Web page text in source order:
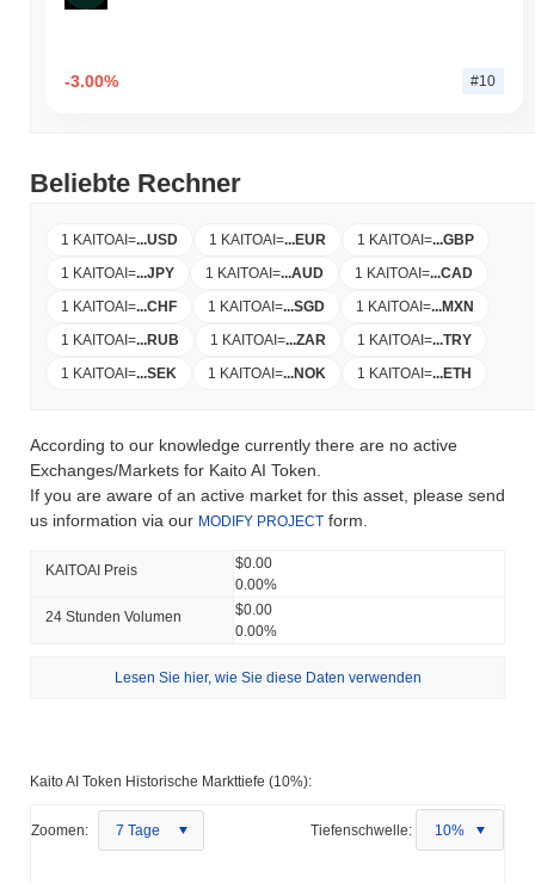
-3.00% #10
Beliebte Rechner
1 KAITOAI=...USD 1 KAITOAI=...EUR 1 KAITOAI=...GBP
1 KAITOAI=...JPY 1 KAITOAI=...AUD 1 KAITOAI=...CAD
1 KAITOAI=...CHF 1 KAITOAI=...SGD 1 KAITOAI=...MXN
1 KAITOAI=...RUB 1 KAITOAI=...ZAR 1 KAITOAI=...TRY
1 KAITOAI=...SEK 1 KAITOAI=...NOK 1 KAITOAI=...ETH
According to our knowledge currently there are no active
Exchanges/Markets for Kaito AI Token.
If you are aware of an active market for this asset, please send
us information via our MODIFY PROJECT form.
KAITOAI Preis
$0.00
0.00%
24 Stunden Volumen
$0.00
0.00%
Lesen Sie hier, wie Sie diese Daten verwenden
Kaito AI Token Historische Markttiefe (10%):
Zoomen: 7 Tage Tiefenschwelle: 10%